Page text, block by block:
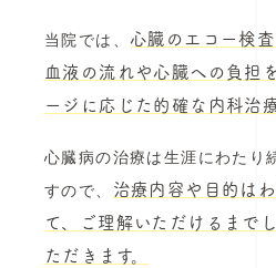
当院では、 心臓のエコー検
血液の流れや心臓への負担
ージに応じた的確な内科治
心臓病の治療は生涯にわたり
すので、 治療内容や目的は
て、ご理解いただけるまで
ただきます。